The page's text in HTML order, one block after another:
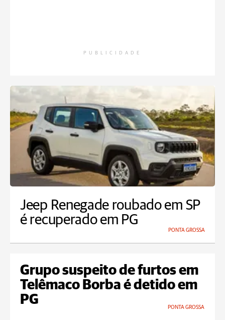
PUBLICIDADE
Jeep Renegade roubado em SP
é recuperado em PG
PONTA GROSSA
Grupo suspeito de furtos em
Telêmaco Borba é detido em
PG
PONTA GROSSA